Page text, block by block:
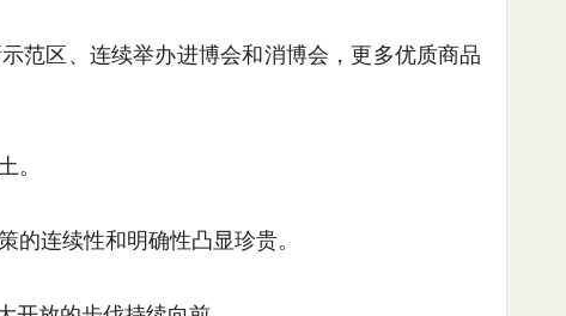
区、连续举办进博会和消博会，更多优质商品
。
连续性和明确性凸显珍贵。